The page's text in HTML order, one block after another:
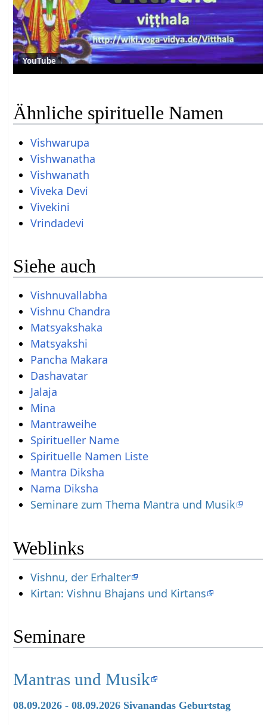
YouTube
Ähnliche spirituelle Namen
Vishwarupa
Vishwanatha
Vishwanath
Viveka Devi
Vivekini
Vrindadevi
Siehe auch
Vishnuvallabha
Vishnu Chandra
Matsyakshaka
Matsyakshi
Pancha Makara
Dashavatar
Jalaja
Mina
Mantraweihe
Spiritueller Name
Spirituelle Namen Liste
Mantra Diksha
Nama Diksha
Seminare zum Thema Mantra und Musik
Weblinks
Vishnu, der Erhalter
Kirtan: Vishnu Bhajans und Kirtans
Seminare
Mantras und Musik
08.09.2026 - 08.09.2026 Sivanandas Geburtstag